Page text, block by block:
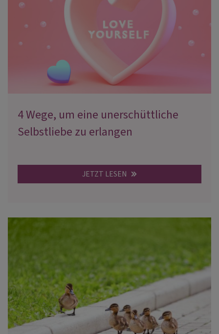
4 Wege, um eine unerschüttliche
Selbstliebe zu erlangen
JETZT LESEN